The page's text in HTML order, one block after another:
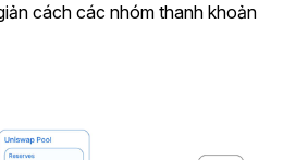
cách các nhóm thanh khoản